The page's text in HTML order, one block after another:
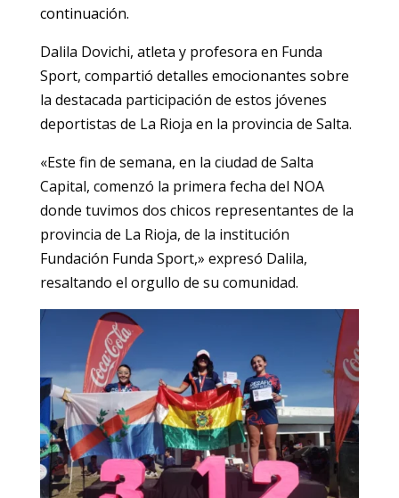
continuación.
Dalila Dovichi, atleta y profesora en Funda
Sport, compartió detalles emocionantes sobre
la destacada participación de estos jóvenes
deportistas de La Rioja en la provincia de Salta.
«Este fin de semana, en la ciudad de Salta
Capital, comenzó la primera fecha del NOA
donde tuvimos dos chicos representantes de la
provincia de La Rioja, de la institución
Fundación Funda Sport,» expresó Dalila,
resaltando el orgullo de su comunidad.